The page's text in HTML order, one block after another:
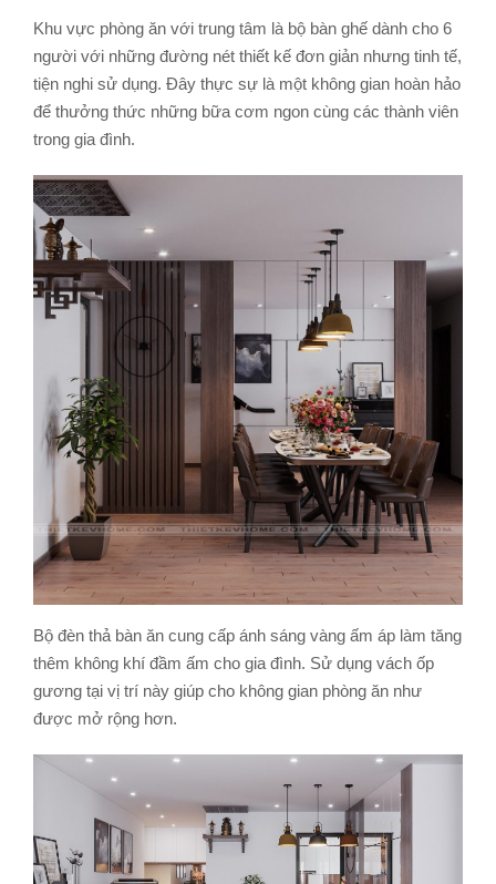
Khu vực phòng ăn với trung tâm là bộ bàn ghế dành cho 6
người với những đường nét thiết kế đơn giản nhưng tinh tế,
tiện nghi sử dụng. Đây thực sự là một không gian hoàn hảo
để thưởng thức những bữa cơm ngon cùng các thành viên
trong gia đình.
Bộ đèn thả bàn ăn cung cấp ánh sáng vàng ấm áp làm tăng
thêm không khí đầm ấm cho gia đình. Sử dụng vách ốp
gương tại vị trí này giúp cho không gian phòng ăn như
được mở rộng hơn.